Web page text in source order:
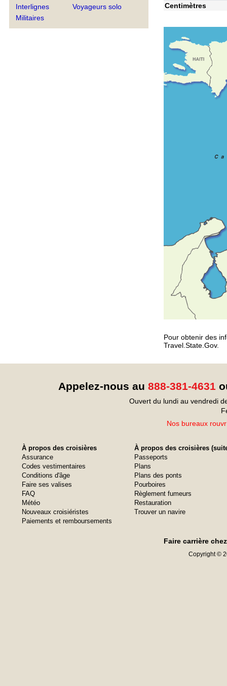
Interlignes
Militaires
Voyageurs solo
Centimètres
Pour obtenir des
Travel.State.Gov.
Appelez-nous au 888-381-4631
Ouvert du lundi au vendredi
Nos bureaux
À propos des croisières
Assurance
Codes vestimentaires
Conditions d'âge
Faire ses valises
FAQ
Météo
Nouveaux croisiéristes
Paiements et remboursements
À propos des croisières
Passeports
Plans
Plans des ponts
Pourboires
Règlement fumeurs
Restauration
Trouver un navire
Faire carrière
Copyright ©